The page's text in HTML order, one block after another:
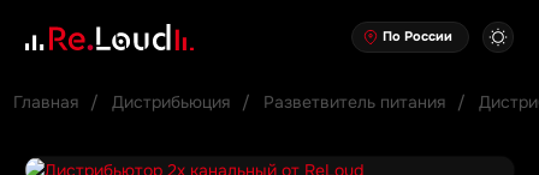
По России
Главная Дистрибьюция Разветвитель питания